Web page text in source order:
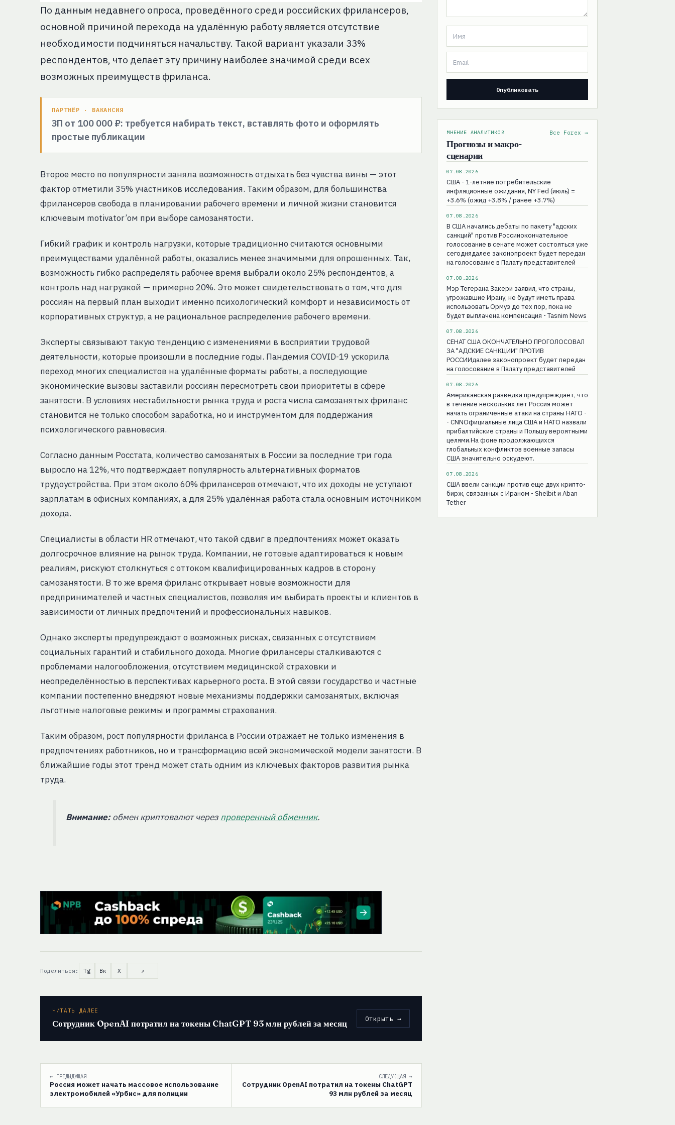
По данным недавнего опроса, проведённого среди российских фрилансеров,
основной причиной перехода на удалённую работу является отсутствие
необходимости подчиняться начальству. Такой вариант указали 33%
респондентов, что делает эту причину наиболее значимой среди всех
возможных преимуществ фриланса.
ПАРТНЁР · ВАКАНСИЯ
ЗП от 100 000 ₽: требуется набирать текст, вставлять фото и оформлять
простые публикации
Второе место по популярности заняла возможность отдыхать без чувства вины — этот
фактор отметили 35% участников исследования. Таким образом, для большинства
фрилансеров свобода в планировании рабочего времени и личной жизни становится
ключевым motivator’ом при выборе самозанятости.
Гибкий график и контроль нагрузки, которые традиционно считаются основными
преимуществами удалённой работы, оказались менее значимыми для опрошенных. Так,
возможность гибко распределять рабочее время выбрали около 25% респондентов, а
контроль над нагрузкой — примерно 20%. Это может свидетельствовать о том, что для
россиян на первый план выходит именно психологический комфорт и независимость от
корпоративных структур, а не рациональное распределение рабочего времени.
Эксперты связывают такую тенденцию с изменениями в восприятии трудовой
деятельности, которые произошли в последние годы. Пандемия COVID-19 ускорила
переход многих специалистов на удалённые форматы работы, а последующие
экономические вызовы заставили россиян пересмотреть свои приоритеты в сфере
занятости. В условиях нестабильности рынка труда и роста числа самозанятых фриланс
становится не только способом заработка, но и инструментом для поддержания
психологического равновесия.
Согласно данным Росстата, количество самозанятых в России за последние три года
выросло на 12%, что подтверждает популярность альтернативных форматов
трудоустройства. При этом около 60% фрилансеров отмечают, что их доходы не уступают
зарплатам в офисных компаниях, а для 25% удалённая работа стала основным источником
дохода.
Специалисты в области HR отмечают, что такой сдвиг в предпочтениях может оказать
долгосрочное влияние на рынок труда. Компании, не готовые адаптироваться к новым
реалиям, рискуют столкнуться с оттоком квалифицированных кадров в сторону
самозанятости. В то же время фриланс открывает новые возможности для
предпринимателей и частных специалистов, позволяя им выбирать проекты и клиентов в
зависимости от личных предпочтений и профессиональных навыков.
Однако эксперты предупреждают о возможных рисках, связанных с отсутствием
социальных гарантий и стабильного дохода. Многие фрилансеры сталкиваются с
проблемами налогообложения, отсутствием медицинской страховки и
неопределённостью в перспективах карьерного роста. В этой связи государство и частные
компании постепенно внедряют новые механизмы поддержки самозанятых, включая
льготные налоговые режимы и программы страхования.
Таким образом, рост популярности фриланса в России отражает не только изменения в
предпочтениях работников, но и трансформацию всей экономической модели занятости. В
ближайшие годы этот тренд может стать одним из ключевых факторов развития рынка
труда.
Внимание:обмен криптовалют через проверенный обменник.
Поделиться: Tg Вк X ↗
ЧИТАТЬ ДАЛЕЕ
Сотрудник OpenAI потратил на токены ChatGPT 93 млн рублей за месяц Открыть →
← ПРЕДЫДУЩАЯ
Россия может начать массовое использование
электромобилей «Урбис» для полиции
СЛЕДУЮЩАЯ →
Сотрудник OpenAI потратил на токены ChatGPT
93 млн рублей за месяц
МНЕНИЕ АНАЛИТИКОВ
Прогнозы и макро-
сценарии
Все Forex →
07.08.2026
США - 1-летние потребительские
инфляционные ожидания, NY Fed (июль) =
+3.6% (ожид +3.8% / ранее +3.7%)
07.08.2026
В США начались дебаты по пакету "адских
санкций" против Россииокончательное
голосование в сенате может состояться уже
сегоднядалее законопроект будет передан
на голосование в Палату представителей
07.08.2026
Мэр Тегерана Закери заявил, что страны,
угрожавшие Ирану, не будут иметь права
использовать Ормуз до тех пор, пока не
будет выплачена компенсация - Tasnim News
07.08.2026
СЕНАТ США ОКОНЧАТЕЛЬНО ПРОГОЛОСОВАЛ
ЗА "АДСКИЕ САНКЦИИ" ПРОТИВ
РОССИИдалее законопроект будет передан
на голосование в Палату представителей
07.08.2026
Американская разведка предупреждает, что
в течение нескольких лет Россия может
начать ограниченные атаки на страны НАТО -
- CNNОфициальные лица США и НАТО назвали
прибалтийские страны и Польшу вероятными
целями.На фоне продолжающихся
глобальных конфликтов военные запасы
США значительно оскудеют.
07.08.2026
США ввели санкции против еще двух крипто-
бирж, связанных с Ираном - Shelbit и Aban
Tether